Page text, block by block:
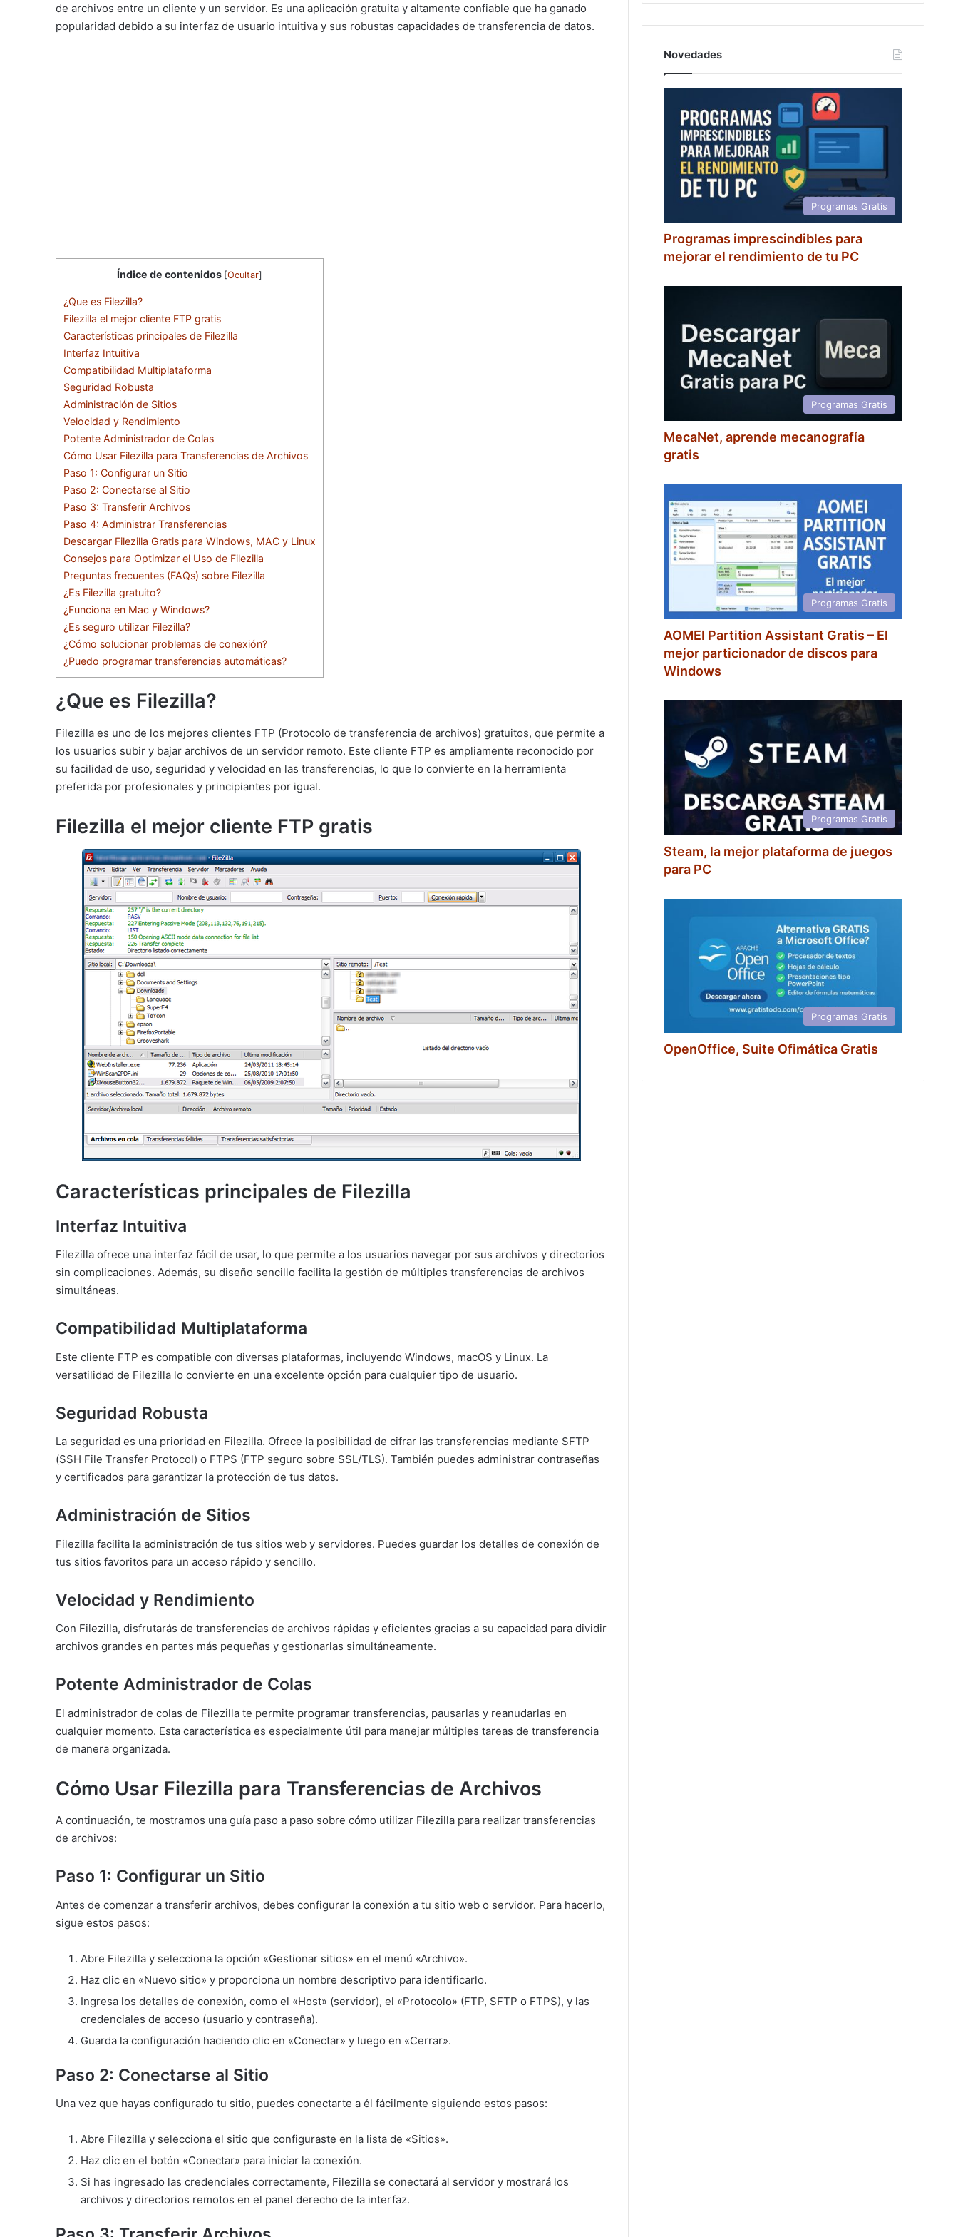
de archivos entre un cliente y un servidor. Es una aplicación gratuita y altamente confiable que ha ganado
popularidad debido a su interfaz de usuario intuitiva y sus robustas capacidades de transferencia de datos.
Índice de contenidos [Ocultar]
¿Que es Filezilla?
Filezilla el mejor cliente FTP gratis
Características principales de Filezilla
Interfaz Intuitiva
Compatibilidad Multiplataforma
Seguridad Robusta
Administración de Sitios
Velocidad y Rendimiento
Potente Administrador de Colas
Cómo Usar Filezilla para Transferencias de Archivos
Paso 1: Configurar un Sitio
Paso 2: Conectarse al Sitio
Paso 3: Transferir Archivos
Paso 4: Administrar Transferencias
Descargar Filezilla Gratis para Windows, MAC y Linux
Consejos para Optimizar el Uso de Filezilla
Preguntas frecuentes (FAQs) sobre Filezilla
¿Es Filezilla gratuito?
¿Funciona en Mac y Windows?
¿Es seguro utilizar Filezilla?
¿Cómo solucionar problemas de conexión?
¿Puedo programar transferencias automáticas?
¿Que es Filezilla?
Filezilla es uno de los mejores clientes FTP (Protocolo de transferencia de archivos) gratuitos, que permite a
los usuarios subir y bajar archivos de un servidor remoto. Este cliente FTP es ampliamente reconocido por
su facilidad de uso, seguridad y velocidad en las transferencias, lo que lo convierte en la herramienta
preferida por profesionales y principiantes por igual.
Filezilla el mejor cliente FTP gratis
Características principales de Filezilla
Interfaz Intuitiva
Filezilla ofrece una interfaz fácil de usar, lo que permite a los usuarios navegar por sus archivos y directorios
sin complicaciones. Además, su diseño sencillo facilita la gestión de múltiples transferencias de archivos
simultáneas.
Compatibilidad Multiplataforma
Este cliente FTP es compatible con diversas plataformas, incluyendo Windows, macOS y Linux. La
versatilidad de Filezilla lo convierte en una excelente opción para cualquier tipo de usuario.
Seguridad Robusta
La seguridad es una prioridad en Filezilla. Ofrece la posibilidad de cifrar las transferencias mediante SFTP
(SSH File Transfer Protocol) o FTPS (FTP seguro sobre SSL/TLS). También puedes administrar contraseñas
y certificados para garantizar la protección de tus datos.
Administración de Sitios
Filezilla facilita la administración de tus sitios web y servidores. Puedes guardar los detalles de conexión de
tus sitios favoritos para un acceso rápido y sencillo.
Velocidad y Rendimiento
Con Filezilla, disfrutarás de transferencias de archivos rápidas y eficientes gracias a su capacidad para dividir
archivos grandes en partes más pequeñas y gestionarlas simultáneamente.
Potente Administrador de Colas
El administrador de colas de Filezilla te permite programar transferencias, pausarlas y reanudarlas en
cualquier momento. Esta característica es especialmente útil para manejar múltiples tareas de transferencia
de manera organizada.
Cómo Usar Filezilla para Transferencias de Archivos
A continuación, te mostramos una guía paso a paso sobre cómo utilizar Filezilla para realizar transferencias
de archivos:
Paso 1: Configurar un Sitio
Antes de comenzar a transferir archivos, debes configurar la conexión a tu sitio web o servidor. Para hacerlo,
sigue estos pasos:
Abre Filezilla y selecciona la opción «Gestionar sitios» en el menú «Archivo».
Haz clic en «Nuevo sitio» y proporciona un nombre descriptivo para identificarlo.
Ingresa los detalles de conexión, como el «Host» (servidor), el «Protocolo» (FTP, SFTP o FTPS), y las
credenciales de acceso (usuario y contraseña).
Guarda la configuración haciendo clic en «Conectar» y luego en «Cerrar».
Paso 2: Conectarse al Sitio
Una vez que hayas configurado tu sitio, puedes conectarte a él fácilmente siguiendo estos pasos:
Abre Filezilla y selecciona el sitio que configuraste en la lista de «Sitios».
Haz clic en el botón «Conectar» para iniciar la conexión.
Si has ingresado las credenciales correctamente, Filezilla se conectará al servidor y mostrará los
archivos y directorios remotos en el panel derecho de la interfaz.
Novedades
Programas Gratis
Programas imprescindibles para
mejorar el rendimiento de tu PC
Programas Gratis
MecaNet, aprende mecanografía
gratis
Programas Gratis
AOMEI Partition Assistant Gratis – El
mejor particionador de discos para
Windows
Programas Gratis
Steam, la mejor plataforma de juegos
para PC
Programas Gratis
OpenOffice, Suite Ofimática Gratis